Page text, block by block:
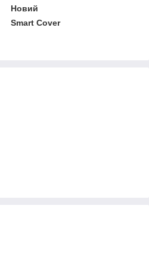
Новий
Smart Cover